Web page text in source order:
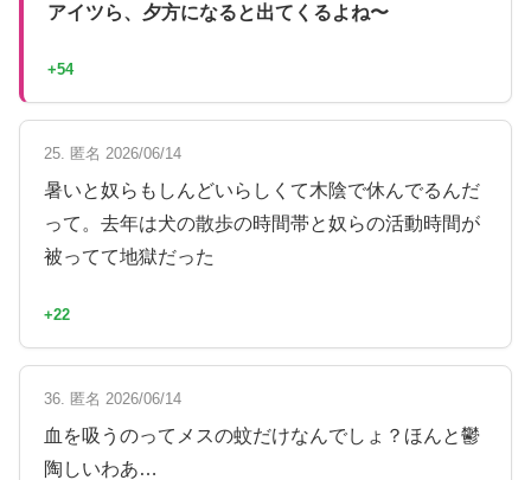
アイツら、夕方になると出てくるよね〜
+54
25. 匿名 2026/06/14
暑いと奴らもしんどいらしくて木陰で休んでるんだ
って。去年は犬の散歩の時間帯と奴らの活動時間が
被ってて地獄だった
+22
36. 匿名 2026/06/14
血を吸うのってメスの蚊だけなんでしょ？ほんと鬱
陶しいわあ…